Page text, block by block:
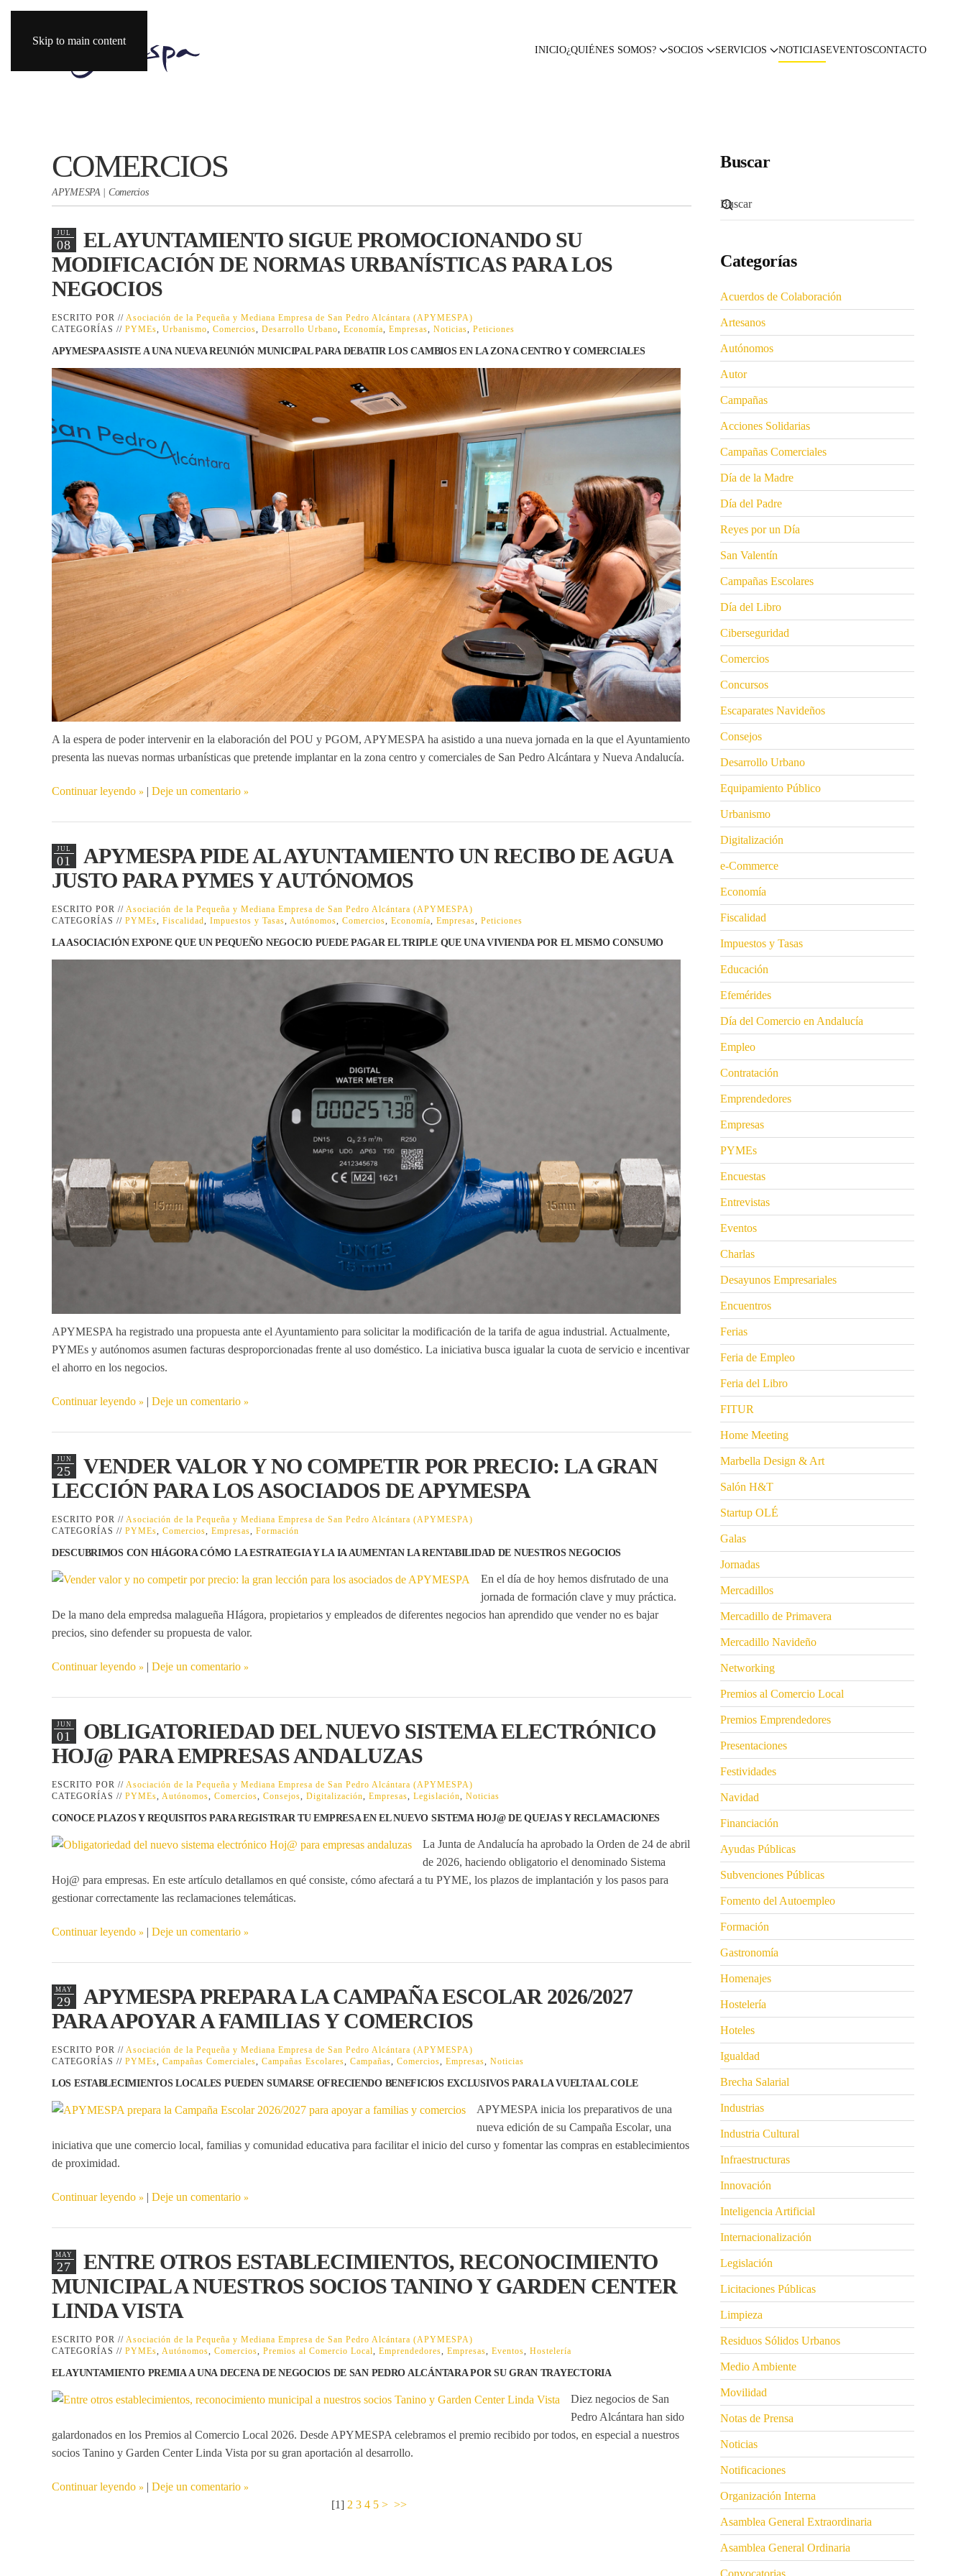
Skip to main content
INICIO¿QUIÉNES SOMOS? SOCIOS SERVICIOS NOTICIASEVENTOSCONTACTO
COMERCIOS
APYMESPA | Comercios
JUL
08
EL AYUNTAMIENTO SIGUE PROMOCIONANDO SU
MODIFICACIÓN DE NORMAS URBANÍSTICAS PARA LOS
NEGOCIOS
ESCRITO POR // Asociación de la Pequeña y Mediana Empresa de San Pedro Alcántara (APYMESPA)
CATEGORÍAS // PYMEs, Urbanismo, Comercios, Desarrollo Urbano, Economía, Empresas, Noticias, Peticiones
APYMESPA ASISTE A UNA NUEVA REUNIÓN MUNICIPAL PARA DEBATIR LOS CAMBIOS EN LA ZONA CENTRO Y COMERCIALES
A la espera de poder intervenir en la elaboración del POU y PGOM, APYMESPA ha asistido a una nueva jornada en la que el Ayuntamiento
presenta las nuevas normas urbanísticas que pretende implantar en la zona centro y comerciales de San Pedro Alcántara y Nueva Andalucía.
Continuar leyendo | Deje un comentario
JUL
01
APYMESPA PIDE AL AYUNTAMIENTO UN RECIBO DE AGUA
JUSTO PARA PYMES Y AUTÓNOMOS
ESCRITO POR // Asociación de la Pequeña y Mediana Empresa de San Pedro Alcántara (APYMESPA)
CATEGORÍAS // PYMEs, Fiscalidad, Impuestos y Tasas, Autónomos, Comercios, Economía, Empresas, Peticiones
LA ASOCIACIÓN EXPONE QUE UN PEQUEÑO NEGOCIO PUEDE PAGAR EL TRIPLE QUE UNA VIVIENDA POR EL MISMO CONSUMO
APYMESPA ha registrado una propuesta ante el Ayuntamiento para solicitar la modificación de la tarifa de agua industrial. Actualmente,
PYMEs y autónomos asumen facturas desproporcionadas frente al uso doméstico. La iniciativa busca igualar la cuota de servicio e incentivar
el ahorro en los negocios.
Continuar leyendo | Deje un comentario
JUN
25
VENDER VALOR Y NO COMPETIR POR PRECIO: LA GRAN
LECCIÓN PARA LOS ASOCIADOS DE APYMESPA
ESCRITO POR // Asociación de la Pequeña y Mediana Empresa de San Pedro Alcántara (APYMESPA)
CATEGORÍAS // PYMEs Comercios Empresas Formación
DESCUBRIMOS CON HIÁGORA CÓMO LA ESTRATEGIA Y LA IA AUMENTAN LA RENTABILIDAD DE NUESTROS NEGOCIOS
En el día de hoy hemos disfrutado de una
jornada de formación clave y muy práctica.
De la mano dela empredsa malagueña HIágora, propietarios y empleados de diferentes negocios han aprendido que vender no es bajar
precios, sino defender su propuesta de valor.
Continuar leyendo | Deje un comentario
JUN
01
OBLIGATORIEDAD DEL NUEVO SISTEMA ELECTRÓNICO
HOJ@ PARA EMPRESAS ANDALUZAS
ESCRITO POR // Asociación de la Pequeña y Mediana Empresa de San Pedro Alcántara (APYMESPA)
CATEGORÍAS // PYMEs Autónomos Comercios Consejos Digitalización Empresas Legislación Noticias
CONOCE PLAZOS Y REQUISITOS PARA REGISTRAR TU EMPRESA EN EL NUEVO SISTEMA HOJ@ DE QUEJAS Y RECLAMACIONES
La Junta de Andalucía ha aprobado la Orden de 24 de abril
de 2026, haciendo obligatorio el denominado Sistema
Hoj@ para empresas. En este artículo detallamos en qué consiste, cómo afectará a tu PYME, los plazos de implantación y los pasos para
gestionar correctamente las reclamaciones telemáticas.
Continuar leyendo | Deje un comentario
MAY
29
APYMESPA PREPARA LA CAMPAÑA ESCOLAR 2026/2027
PARA APOYAR A FAMILIAS Y COMERCIOS
ESCRITO POR // Asociación de la Pequeña y Mediana Empresa de San Pedro Alcántara (APYMESPA)
CATEGORÍAS // PYMEs Campañas Comerciales Campañas Escolares Campañas Comercios Empresas Noticias
LOS ESTABLECIMIENTOS LOCALES PUEDEN SUMARSE OFRECIENDO BENEFICIOS EXCLUSIVOS PARA LA VUELTA AL COLE
APYMESPA inicia los preparativos de una
nueva edición de su Campaña Escolar, una
iniciativa que une comercio local, familias y comunidad educativa para facilitar el inicio del curso y fomentar las compras en establecimientos
de proximidad.
Continuar leyendo | Deje un comentario
MAY
27
ENTRE OTROS ESTABLECIMIENTOS, RECONOCIMIENTO
MUNICIPAL A NUESTROS SOCIOS TANINO Y GARDEN CENTER
LINDA VISTA
ESCRITO POR // Asociación de la Pequeña y Mediana Empresa de San Pedro Alcántara (APYMESPA)
CATEGORÍAS // PYMEs Autónomos Comercios Premios al Comercio Local Emprendedores Empresas Eventos Hostelería
EL AYUNTAMIENTO PREMIA A UNA DECENA DE NEGOCIOS DE SAN PEDRO ALCÁNTARA POR SU GRAN TRAYECTORIA
Diez negocios de San
Pedro Alcántara han sido
galardonados en los Premios al Comercio Local 2026. Desde APYMESPA celebramos el premio recibido por todos, en especial a nuestros
socios Tanino y Garden Center Linda Vista por su gran aportación al desarrollo.
Continuar leyendo | Deje un comentario
[1] 2 3 4 5 > >>
Buscar
Categorías
Acuerdos de Colaboración
Artesanos
Autónomos
Autor
Campañas
Acciones Solidarias
Campañas Comerciales
Día de la Madre
Día del Padre
Reyes por un Día
San Valentín
Campañas Escolares
Día del Libro
Ciberseguridad
Comercios
Concursos
Escaparates Navideños
Consejos
Desarrollo Urbano
Equipamiento Público
Urbanismo
Digitalización
e-Commerce
Economía
Fiscalidad
Impuestos y Tasas
Educación
Efemérides
Día del Comercio en Andalucía
Empleo
Contratación
Emprendedores
Empresas
PYMEs
Encuestas
Entrevistas
Eventos
Charlas
Desayunos Empresariales
Encuentros
Ferias
Feria de Empleo
Feria del Libro
FITUR
Home Meeting
Marbella Design & Art
Salón H&T
Startup OLÉ
Galas
Jornadas
Mercadillos
Mercadillo de Primavera
Mercadillo Navideño
Networking
Premios al Comercio Local
Premios Emprendedores
Presentaciones
Festividades
Navidad
Financiación
Ayudas Públicas
Subvenciones Públicas
Fomento del Autoempleo
Formación
Gastronomía
Homenajes
Hostelería
Hoteles
Igualdad
Brecha Salarial
Industrias
Industria Cultural
Infraestructuras
Innovación
Inteligencia Artificial
Internacionalización
Legislación
Licitaciones Públicas
Limpieza
Residuos Sólidos Urbanos
Medio Ambiente
Movilidad
Notas de Prensa
Noticias
Notificaciones
Organización Interna
Asamblea General Extraordinaria
Asamblea General Ordinaria